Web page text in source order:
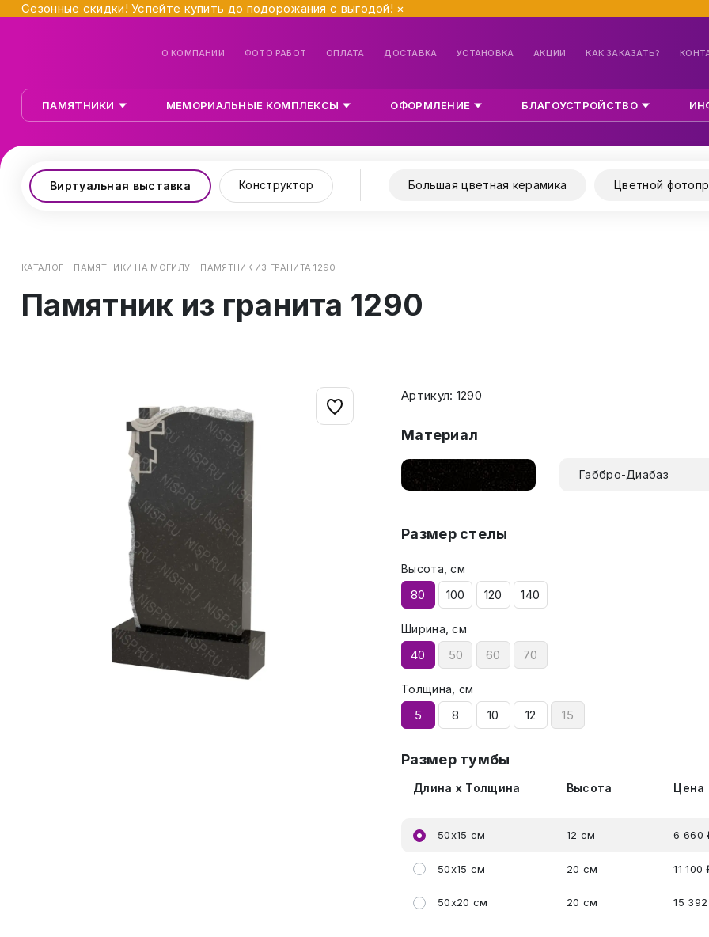
Сезонные скидки! Успейте купить до подорожания с выгодой! ×
О КОМПАНИИ ФОТО РАБОТ ОПЛАТА ДОСТАВКА УСТАНОВКА АКЦИИ КАК ЗАКАЗАТЬ?
ПАМЯТНИКИ МЕМОРИАЛЬНЫЕ КОМПЛЕКСЫ ОФОРМЛЕНИЕ БЛАГОУСТРОЙСТВО
Виртуальная выставка Конструктор Большая цветная керамика Цветной
КАТАЛОГ ПАМЯТНИКИ НА МОГИЛУ ПАМЯТНИК ИЗ ГРАНИТА 1290
Памятник из гранита 1290
Артикул: 1290
Материал
Габбро-Диабаз
Размер стелы
Высота, см
80 100 120 140
Ширина, см
40 50 60 70
Толщина, см
5 8 10 12 15
Размер тумбы
Длина x Толщина Высота Цена
50x15 см 12 см 6 660
50x15 см 20 см 11 100
50x20 см 20 см 15